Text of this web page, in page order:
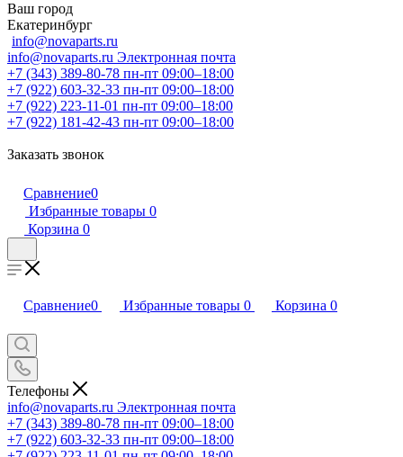
Ваш город
Екатеринбург
info@novaparts.ru
info@novaparts.ru Электронная почта
+7 (343) 389-80-78 пн-пт 09:00–18:00
+7 (922) 603-32-33 пн-пт 09:00–18:00
+7 (922) 223-11-01 пн-пт 09:00–18:00
+7 (922) 181-42-43 пн-пт 09:00–18:00
Заказать звонок
Сравнение0
Избранные товары 0
Корзина 0
Сравнение0 Избранные товары 0 Корзина 0
Телефоны
info@novaparts.ru Электронная почта
+7 (343) 389-80-78 пн-пт 09:00–18:00
+7 (922) 603-32-33 пн-пт 09:00–18:00